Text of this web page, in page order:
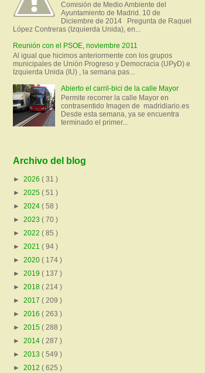
Comisión de Medio Ambiente del
Ayuntamiento de Madrid. 10 de
Diciembre de 2014 Pregunta de Raquel
López Contreras (Izquierda Unida), en...
Reunión con el PSOE, noviembre 2011
Al igual que hicimos anteriormente con los grupos
municipales de Unión Progreso y Democracia (UPyD) e
Izquierda Unida (IU) , la semana pas...
Abierto el carril-bici de la calle Mayor
Permite recorrer la calle Mayor en
contrasentido Imagen de madridiario.es
Desde esta semana, ya se encuentra
terminado el primer...
Archivo del blog
► 2026 ( 31 )
► 2025 ( 51 )
► 2024 ( 58 )
► 2023 ( 70 )
► 2022 ( 85 )
► 2021 ( 94 )
► 2020 ( 174 )
► 2019 ( 137 )
► 2018 ( 214 )
► 2017 ( 209 )
► 2016 ( 263 )
► 2015 ( 288 )
► 2014 ( 287 )
► 2013 ( 549 )
► 2012 ( 625 )